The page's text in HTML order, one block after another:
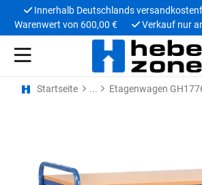
Innerhalb Deutschlands
Warenwert von 600,00 €
Verkauf nur
Startseite Etagenwagen